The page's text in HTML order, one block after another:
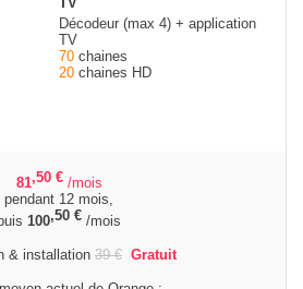
Décodeur (max 4) + application
TV
70 chaines
20 chaines HD
81,50 € /mois
pendant 12 mois,
100,50 € /mois
& installation 39€ Gratuit